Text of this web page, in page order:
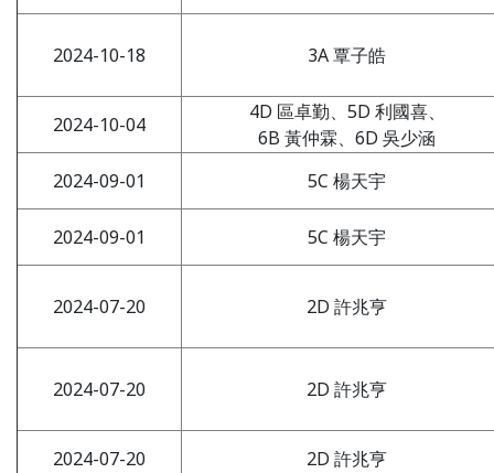
2024-10-18 3A 覃子皓
2024-10-04
4D 區卓勤、5D 利國喜、
6B 黃仲霖、6D 吳少涵
2024-09-01
5C 楊天宇
2024-09-01 5C 楊天宇
2024-07-20 2D 許兆亨
2024-07-20 2D 許兆亨
2024-07-20 2D 許兆亨